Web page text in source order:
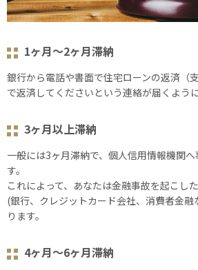
1ヶ月～2ヶ月滞納
銀行から電話や書面で住宅ローンの返済（
で返済してくださいという連絡が届くように
3ヶ月以上滞納
⼀般には3ヶ月滞納で、個人信用情報機関
す。
これによって、あなたは金融事故を起こし
(銀行、クレジットカード会社、消費者金
ります。
4ヶ月～6ヶ月滞納